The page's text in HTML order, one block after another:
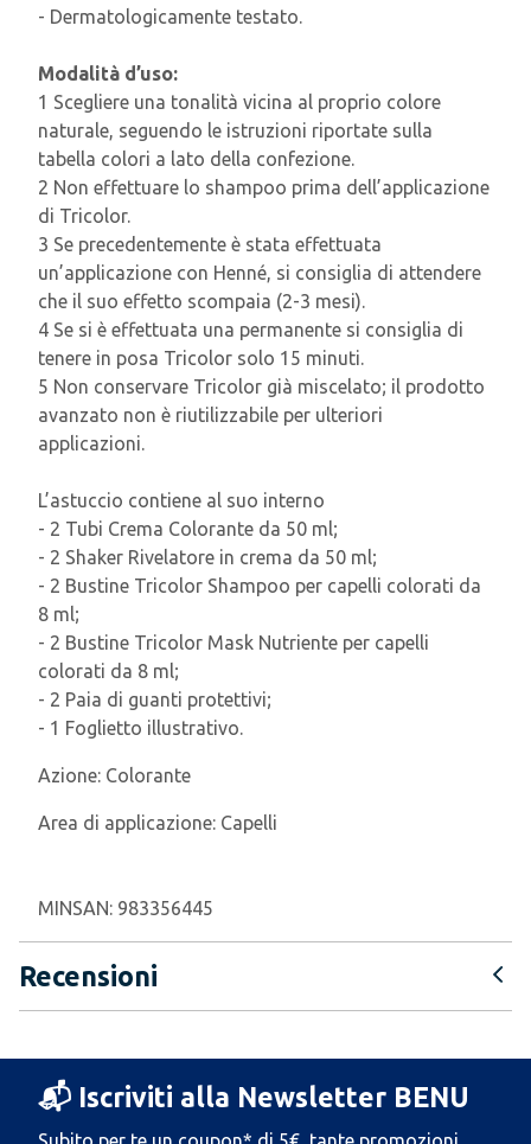
- Dermatologicamente testato.
Modalità d’uso:
1 Scegliere una tonalità vicina al proprio colore
naturale, seguendo le istruzioni riportate sulla
tabella colori a lato della confezione.
2 Non effettuare lo shampoo prima dell’applicazione
di Tricolor.
3 Se precedentemente è stata effettuata
un’applicazione con Henné, si consiglia di attendere
che il suo effetto scompaia (2-3 mesi).
4 Se si è effettuata una permanente si consiglia di
tenere in posa Tricolor solo 15 minuti.
5 Non conservare Tricolor già miscelato; il prodotto
avanzato non è riutilizzabile per ulteriori
applicazioni.
L’astuccio contiene al suo interno
- 2 Tubi Crema Colorante da 50 ml;
- 2 Shaker Rivelatore in crema da 50 ml;
- 2 Bustine Tricolor Shampoo per capelli colorati da
8 ml;
- 2 Bustine Tricolor Mask Nutriente per capelli
colorati da 8 ml;
- 2 Paia di guanti protettivi;
- 1 Foglietto illustrativo.
Azione: Colorante
Area di applicazione: Capelli
MINSAN: 983356445
Recensioni
📬 Iscriviti alla Newsletter BENU